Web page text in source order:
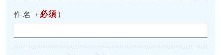
件名 （ 必須 ）